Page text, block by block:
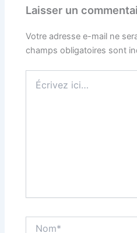
Laisser un
Votre adresse e-mail ne
champs obligatoires sont
ici…